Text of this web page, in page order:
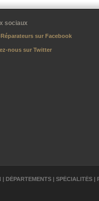
sociaux
sur Facebook
nous sur Twitter
| DÉPARTEMENTS | SPÉCIALITÉS |